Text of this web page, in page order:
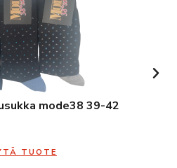
mode38 39-42
TUOTE